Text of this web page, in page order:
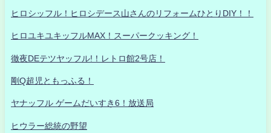
ヒロシッフル！ヒロシデース山さんのリフォームひとりDIY！！
ヒロユキユキッフルMAX！スーパークッキング！
徹夜DEテツヤッフル!！レトロ館2号店！
剛Q超児ともっふる！
ヤナッフル ゲームだいすき6！放送局
ヒウラー総統の野望